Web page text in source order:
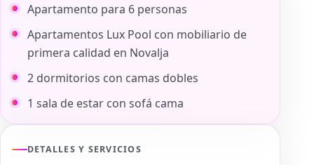
Apartamento para 6 personas
Apartamentos Lux Pool con mobiliario de
primera calidad en Novalja
2 dormitorios con camas dobles
1 sala de estar con sofá cama
DETALLES Y SERVICIOS